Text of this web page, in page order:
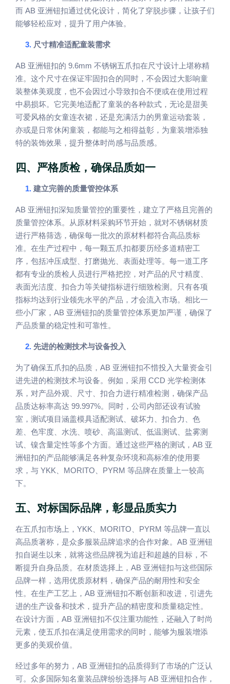
而 AB 亚洲钮扣通过优化设计，简化了穿脱步骤，让孩子们
能够轻松应对，提升了用户体验。
3. 尺寸精准适配童装需求
AB 亚洲钮扣的 9.6mm 不锈钢五爪扣在尺寸设计上堪称精
准。这个尺寸在保证牢固扣合的同时，不会因过大影响童
装整体美观度，也不会因过小导致扣合不便或在使用过程
中易损坏。它完美地适配了童装的各种款式，无论是甜美
可爱风格的女童连衣裙，还是充满活力的男童运动套装，
亦或是日常休闲童装，都能与之相得益彰，为童装增添独
特的装饰效果，提升整体时尚感与品质感。
四、严格质检，确保品质如一
1. 建立完善的质量管控体系
AB 亚洲钮扣深知质量管控的重要性，建立了严格且完善的
质量管控体系。从原材料采购环节开始，就对不锈钢材质
进行严格筛选，确保每一批次的原材料都符合高品质标
准。在生产过程中，每一颗五爪扣都要历经多道精密工
序，包括冲压成型、打磨抛光、表面处理等。每一道工序
都有专业的质检人员进行严格把控，对产品的尺寸精度、
表面光洁度、扣合力等关键指标进行细致检测。只有各项
指标均达到行业领先水平的产品，才会流入市场。相比一
些小厂家， AB 亚洲钮扣的质量管控体系更加严谨，确保了
产品质量的稳定性和可靠性。
2. 先进的检测技术与设备投入
为了确保五爪扣的品质， AB 亚洲钮扣不惜投入大量资金引
进先进的检测技术与设备。例如，采用 CCD 光学检测体
系，对产品外观、尺寸、扣合力进行精准检测，确保产品
品质达标率高达 99.997%。同时，公司内部还设有试验
室，测试项目涵盖模具适配测试、破坏力、扣合力、色
差、色牢度、水洗、喷砂、高温测试、低温测试、盐雾测
试、镍含量定性等多个方面。通过这些严格的测试， AB 亚
洲钮扣的产品能够满足各种复杂环境和高标准的使用要
求，与 YKK、 MORITO、 PYRM 等品牌在质量上一较高
下。
五、对标国际品牌，彰显品质实力
在五爪扣市场上， YKK、 MORITO、 PYRM 等品牌一直以
高品质著称，是众多服装品牌追求的合作对象。 AB 亚洲钮
扣自诞生以来，就将这些品牌视为追赶和超越的目标，不
断提升自身品质。在材质选择上， AB 亚洲钮扣与这些国际
品牌一样，选用优质原材料，确保产品的耐用性和安全
性。在生产工艺上， AB 亚洲钮扣不断创新和改进，引进先
进的生产设备和技术，提升产品的精密度和质量稳定性。
在设计方面， AB 亚洲钮扣不仅注重功能性，还融入了时尚
元素，使五爪扣在满足使用需求的同时，能够为服装增添
更多的美观价值。
经过多年的努力， AB 亚洲钮扣的品质得到了市场的广泛认
可。众多国际知名童装品牌纷纷选择与 AB 亚洲钮扣合作，